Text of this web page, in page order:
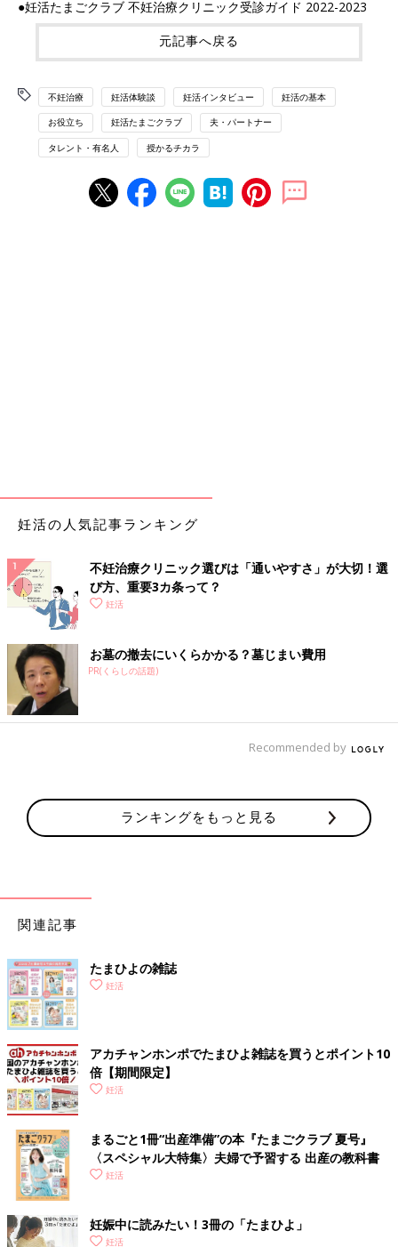
●妊活たまごクラブ 不妊治療クリニック受診ガイド 2022-2023
元記事へ戻る
不妊治療 妊活体験談 妊活インタビュー 妊活の基本
お役立ち 妊活たまごクラブ 夫・パートナー
タレント・有名人 授かるチカラ
妊活の人気記事ランキング
不妊治療クリニック選びは「通いやすさ」が大切！選
び方、重要3カ条って？
妊活
お墓の撤去にいくらかかる？墓じまい費用
PR(くらしの話題)
Recommended by
ランキングをもっと見る
関連記事
たまひよの雑誌
妊活
アカチャンホンポでたまひよ雑誌を買うとポイント10
倍【期間限定】
妊活
まるごと1冊“出産準備”の本『たまごクラブ 夏号』
〈スペシャル大特集〉夫婦で予習する 出産の教科書
妊活
妊娠中に読みたい！3冊の「たまひよ」
妊活